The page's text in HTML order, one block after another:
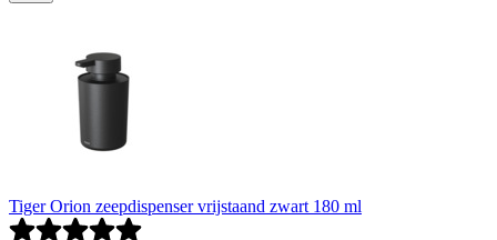
Tiger Orion zeepdispenser vrijstaand zwart 180 ml